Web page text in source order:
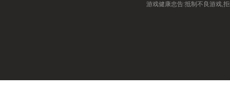
游戏健康忠告:抵制不良游戏,